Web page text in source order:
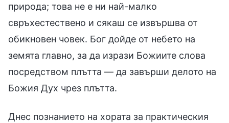
природа; това не е ни най-малко
свръхестествено и сякаш се извършва от
обикновен човек. Бог дойде от небето на
земята главно, за да изрази Божиите слова
посредством плътта — да завърши делото на
Божия Дух чрез плътта.
Днес познанието на хората за практическия